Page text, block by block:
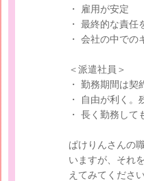
・ 雇用が安定
・ 最終的な責任
・ 会社の中で
＜派遣社員＞
・ 勤務期間は契
・ 自由が利く
・ 長く勤務し
ぱけりんさんの
いますが、それ
えてみてくださ